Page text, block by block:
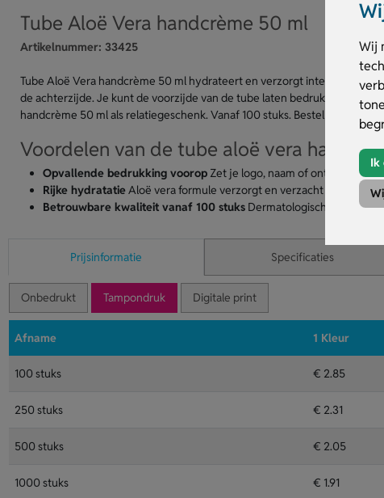
Wij
Ik
Tube Aloë Vera handcrème 50 ml
Artikelnummer: 33425
Tube Aloë Vera handcrème 50 ml hydrateert en verzorgt intensief.
de achterzijde. Je kunt de voorzijde van de tube laten bedrukken met
handcrème 50 ml als relatiegeschenk. Vanaf 100 stuks. Bestel direct of
Voordelen van de tube aloë vera
Opvallende bedrukking vooropZet je logo, naam of ontwerp
Rijke hydratatieAloë vera formule verzorgt en verzacht droge
Betrouwbare kwaliteit vanaf 100 stuksDermatologisch getest en
Prijsinformatie Specificaties
Onbedrukt Tampondruk Digitale print
Afname 1 Kleur
100 stuks € 2.85
250 stuks € 2.31
500 stuks € 2.05
1000 stuks € 1.91